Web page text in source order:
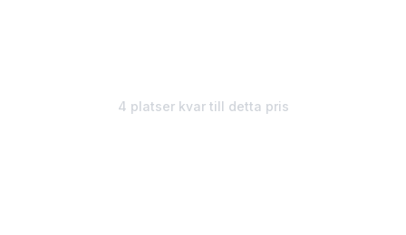
4 platser kvar till detta pris